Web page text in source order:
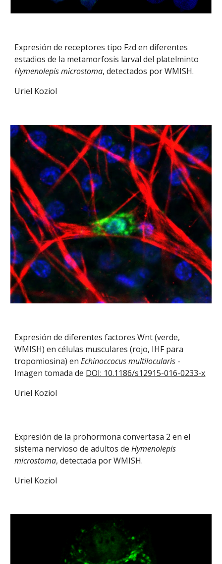
Expresión de receptores tipo Fzd en diferentes
estadios de la metamorfosis larval del platelminto
Hymenolepis microstoma, detectados por WMISH.
Uriel Koziol
Expresión de diferentes factores Wnt (verde,
WMISH) en células musculares (rojo, IHF para
tropomiosina) enEchinoccocus multilocularis -
Imagen tomada de DOI: 10.1186/s12915-016-0233-x
Uriel Koziol
Expresión de la prohormona convertasa 2 en el
sistema nervioso de adultos deHymenolepis
microstoma, detectada por WMISH.
Uriel Koziol